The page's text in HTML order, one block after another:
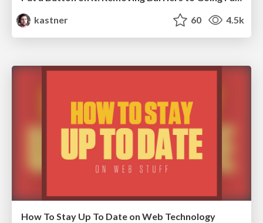
kastner
60 4.5k
How To Stay Up To Date on Web Technology